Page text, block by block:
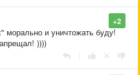
+2
морально и уничтожать буду!
))))